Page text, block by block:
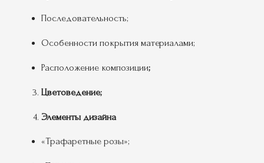
Последовательность;
Особенности покрытия материалами;
Расположение композиции;
Цветоведение;
Элементы дизайна
«Трафаретные розы»;